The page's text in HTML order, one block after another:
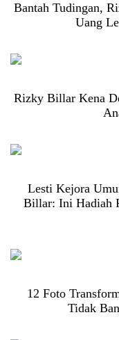
Bantah Tudingan,
Uang
Rizky Billar Kena
Lesti Kejora
Billar: Ini Hadiah
12 Foto
Tidak